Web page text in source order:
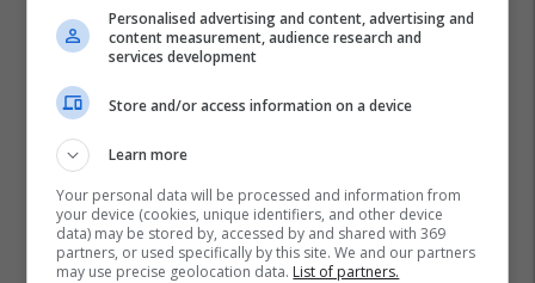
Personalised advertising and content, advertising and
content measurement, audience research and
services development
Store and/or access information on a device
Learn more
Your personal data will be processed and information from
your device (cookies, unique identifiers, and other device
data) may be stored by, accessed by and shared with 369
partners, or used specifically by this site. We and our partners
may use precise geolocation data. List of partners.